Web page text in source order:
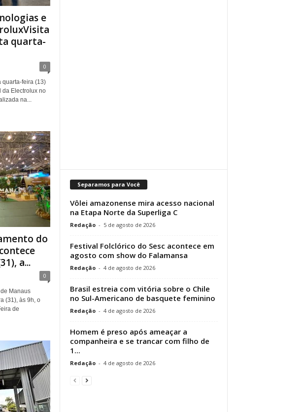
e
quarta-
0
quarta-feira (13)
da Electrolux no
na...
do
a...
0
Manaus
(31), às 9h, o
de
Separamos para Você
Vôlei amazonense mira acesso nacional
na Etapa Norte da Superliga C
Redação - 5 de agosto de 2026
Festival Folclórico do Sesc acontece em
agosto com show do Falamansa
Redação - 4 de agosto de 2026
Brasil estreia com vitória sobre o Chile
no Sul-Americano de basquete feminino
Redação - 4 de agosto de 2026
Homem é preso após ameaçar a
companheira e se trancar com filho de
1...
Redação - 4 de agosto de 2026